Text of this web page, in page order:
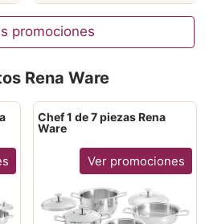
promociones
Rena Ware
Chef 1 de 7 piezas Rena
Ware
Ver promociones